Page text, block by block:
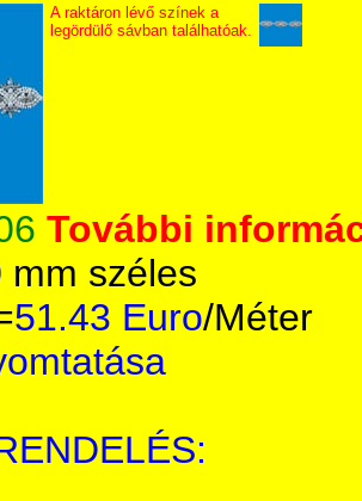
A raktáron lévő színek a
legördülő sávban találhatóak.
További
mm széles
51.43 Euro/Méter